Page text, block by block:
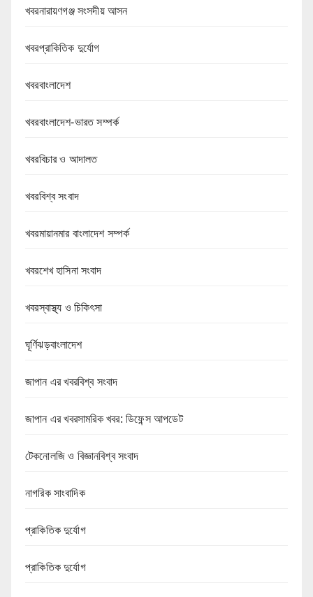
খবরনারায়ণগঞ্জ সংসদীয় আসন
খবরপ্রাকিতিক দুর্যোগ
খবরবাংলাদেশ
খবরবাংলাদেশ-ভারত সম্পর্ক
খবরবিচার ও আদালত
খবরবিশ্ব সংবাদ
খবরমায়ানমার বাংলাদেশ সম্পর্ক
খবরশেখ হাসিনা সংবাদ
খবরস্বাস্থ্য ও চিকিৎসা
ঘূর্ণিঝড়বাংলাদেশ
জাপান এর খবরবিশ্ব সংবাদ
জাপান এর খবরসামরিক খবর: ডিফেন্স আপডেট
টেকনোলজি ও বিজ্ঞানবিশ্ব সংবাদ
নাগরিক সাংবাদিক
প্রাকিতিক দুর্যোগ
প্রাকিতিক দুর্যোগ